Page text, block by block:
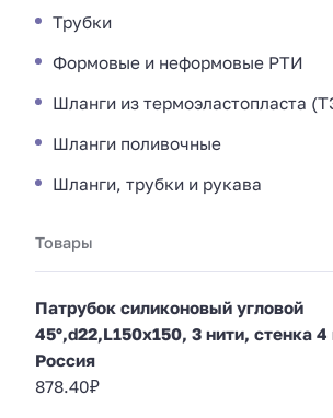
Трубки
Формовые и неформовые РТИ
Шланги из термоэластопласта
Шланги поливочные
Шланги, трубки и рукава
Товары
Патрубок силиконовый угловой
45°,d22,L150x150, 3 нити, стенка
Россия
878.40₽